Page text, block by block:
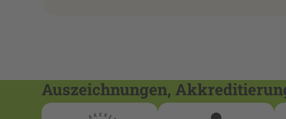
Auszeichnungen,